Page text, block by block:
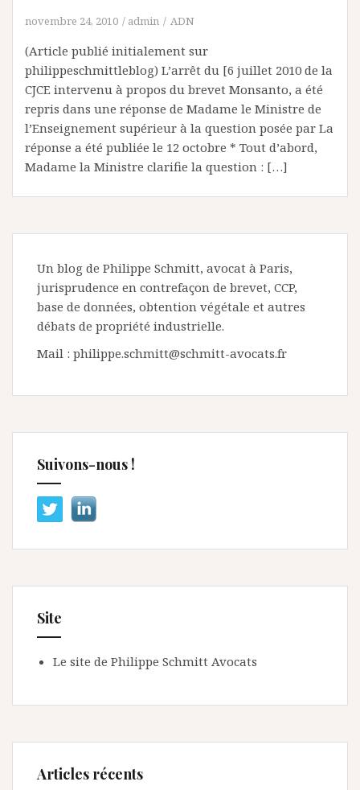
novembre 24, 2010 admin ADN
(Article publié initialement sur
philippeschmittleblog) L’arrêt du [6 juillet 2010 de la
CJCE intervenu à propos du brevet Monsanto, a été
repris dans une réponse de Madame le Ministre de
l’Enseignement supérieur à la question posée par La
réponse a été publiée le 12 octobre * Tout d’abord,
Madame la Ministre clarifie la question : […]
Un blog de Philippe Schmitt, avocat à Paris,
jurisprudence en contrefaçon de brevet, CCP,
base de données, obtention végétale et autres
débats de propriété industrielle.
Mail : philippe.schmitt@schmitt-avocats.fr
Suivons-nous !
Site
Le site de Philippe Schmitt Avocats
Articles récents